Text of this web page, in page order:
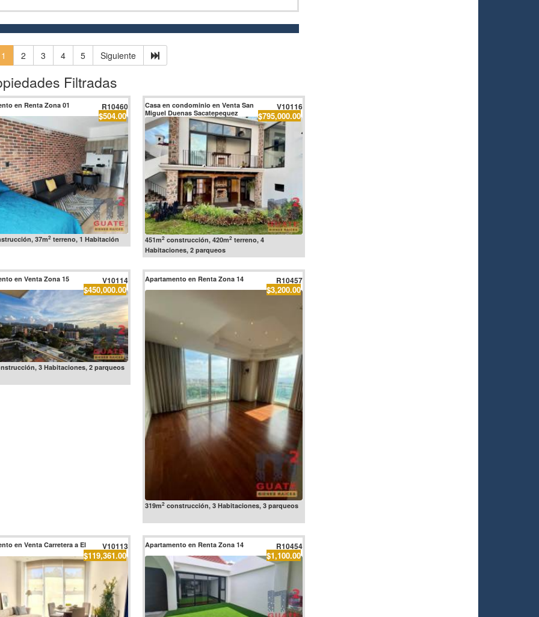
1 2 3 4 5 Siguiente
Filtradas
en Renta Zona 01 R10460
$504.00
37m2terreno, 1 Habitación
Casa en condominio en Venta San
Miguel Duenas Sacatepequez
V10116
$795,000.00
451m2 construcción, 420m2 terreno, 4
Habitaciones, 2 parqueos
en Venta Zona 15 V10114
$450,000.00
3 Habitaciones, 2 parqueos
Apartamento en Renta Zona 14 R10457
$3,200.00
319m2 construcción, 3 Habitaciones, 3 parqueos
en Venta Carretera a El V10113
$119,361.00
Apartamento en Renta Zona 14 R10454
$1,100.00